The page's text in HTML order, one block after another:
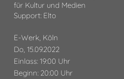
für Kultur und Medien
Support: Elto
E-Werk, Köln
Do, 15.09.2022
Einlass: 19:00 Uhr
Beginn: 20:00 Uhr